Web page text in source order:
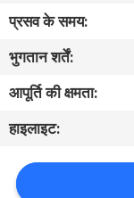
संपर्क
करें
समाचार
मामलों
प्रसव के समय:
भुगतान शर्तें:
आपूर्ति की क्षमता:
हाइलाइट: